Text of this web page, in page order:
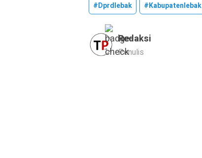
#dprdlebak #kabupatenlebak
Redaksi
Penulis